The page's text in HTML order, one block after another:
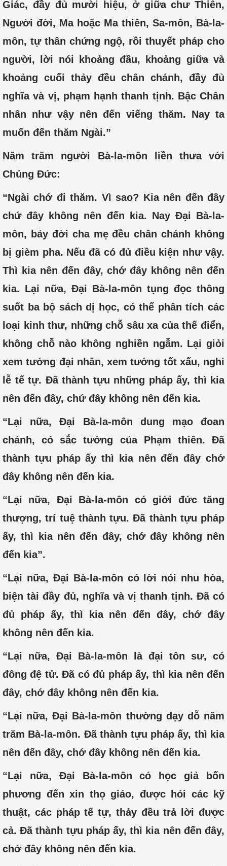
Giác, đầy đủ mười hiệu, ở giữa chư Thiên,
Người đời, Ma hoặc Ma thiên, Sa-môn, Bà-la-
môn, tự thân chứng ngộ, rồi thuyết pháp cho
người, lời nói khoảng đầu, khoảng giữa và
khoảng cuối thảy đều chân chánh, đầy đủ
nghĩa và vị, phạm hạnh thanh tịnh. Bậc Chân
nhân như vậy nên đến viếng thăm. Nay ta
muốn đến thăm Ngài.”
Năm trăm người Bà-la-môn liền thưa với
Chủng Đức:
“Ngài chớ đi thăm. Vì sao? Kia nên đến đây
chứ đây không nên đến kia. Nay Đại Bà-la-
môn, bảy đời cha mẹ đều chân chánh không
bị gièm pha. Nếu đã có đủ điều kiện như vậy.
Thì kia nên đến đây, chớ đây không nên đến
kia. Lại nữa, Đại Bà-la-môn tụng đọc thông
suốt ba bộ sách dị học, có thể phân tích các
loại kinh thư, những chỗ sâu xa của thế điển,
không chỗ nào không nghiền ngẫm. Lại giỏi
xem tướng đại nhân, xem tướng tốt xấu, nghi
lễ tế tự. Đã thành tựu những pháp ấy, thì kia
nên đến đây, chứ đây không nên đến kia.
“Lại nữa, Đại Bà-la-môn dung mạo đoan
chánh, có sắc tướng của Phạm thiên. Đã
thành tựu pháp ấy thì kia nên đến đây chớ
đây không nên đến kia.
“Lại nữa, Đại Bà-la-môn có giới đức tăng
thượng, trí tuệ thành tựu. Đã thành tựu pháp
ấy, thì kia nên đến đây, chớ đây không nên
đến kia”.
“Lại nữa, Đại Bà-la-môn có lời nói nhu hòa,
biện tài đầy đủ, nghĩa và vị thanh tịnh. Đã có
đủ pháp ấy, thì kia nên đến đây, chớ đây
không nên đến kia.
“Lại nữa, Đại Bà-la-môn là đại tôn sư, có
đông đệ tử. Đã có đủ pháp ấy, thì kia nên đến
đây, chớ đây không nên đến kia.
“Lại nữa, Đại Bà-la-môn thường dạy dỗ năm
trăm Bà-la-môn. Đã thành tựu pháp ấy, thì kia
nên đến đây, chớ đây không nên đến kia.
“Lại nữa, Đại Bà-la-môn có học giả bốn
phương đến xin thọ giáo, được hỏi các kỹ
thuật, các pháp tế tự, thảy đều trả lời được
cả. Đã thành tựu pháp ấy, thì kia nên đến đây,
chớ đây không nên đến kia.